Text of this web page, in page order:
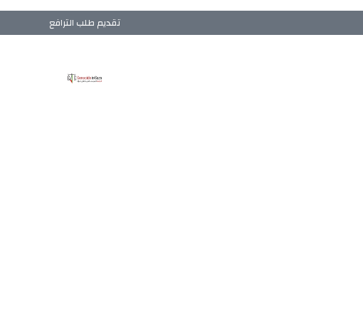
تقديم طلب الترافع